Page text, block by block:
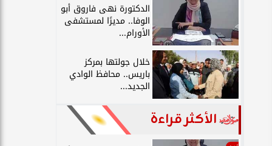
الدكتورة نهى فاروق أبو
الوفا.. مديرًا لمستشفى
الأورام...
خلال جولتها بمركز
باريس.. محافظ الوادي
الجديد...
الأكثر قراءة